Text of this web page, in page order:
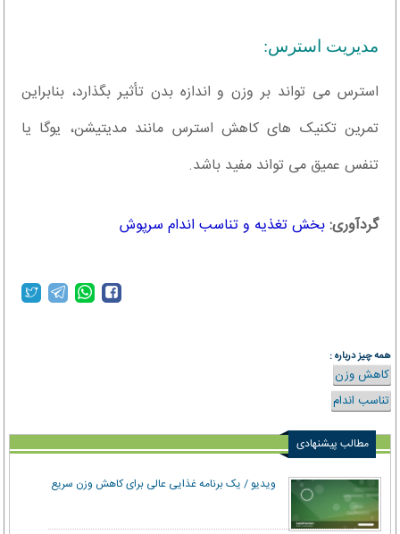
مدیریت استرس:
استرس می تواند بر وزن و اندازه بدن تأثیر بگذارد، بنابراین
تمرین تکنیک های کاهش استرس مانند مدیتیشن، یوگا یا
تنفس عمیق می تواند مفید باشد.
گردآوری:بخش تغذیه و تناسب اندام سرپوش
همه چیز درباره :
کاهش وزن
تناسب اندام
مطالب پیشنهادی
ویدیو / یک برنامه غذایی عالی برای کاهش وزن سریع